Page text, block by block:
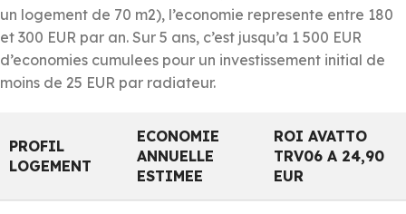
un logement de 70 m2), l’economie represente entre 180
et 300 EUR par an. Sur 5 ans, c’est jusqu’a 1 500 EUR
d’economies cumulees pour un investissement initial de
moins de 25 EUR par radiateur.
PROFIL
LOGEMENT
ECONOMIE
ANNUELLE
ESTIMEE
ROI AVATTO
TRV06 A 24,90
EUR